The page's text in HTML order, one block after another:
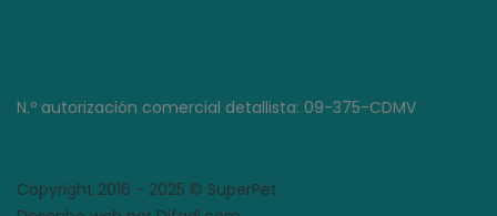
N.º autorización comercial detallista: 09-375-CDMV
Copyright 2016 - 2025 © SuperPet